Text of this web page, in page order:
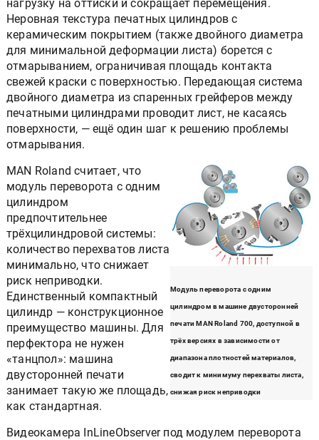
нагрузку на оттиски и сокращает перемещения.
Неровная текстура печатных цилиндров с
керамическим покрытием (также двойного диаметра
для минимальной деформации листа) борется с
отмарыванием, ограничивая площадь контакта
свежей краски с поверхностью. Передающая система
двойного диаметра из спаренных грейферов между
печатными цилиндрами проводит лист, не касаясь
поверхности, — ещё один шаг к решению проблемы
отмарывания.
Модуль переворота с одним
цилиндром в машине двусторонней
печати MAN Roland 700, доступной в
трёх версиях в зависимости от
диапазона плотностей материалов,
сводит к минимуму перехваты листа,
снижая риск неприводки
MAN Roland считает, что
модуль переворота с одним
цилиндром
предпочтительнее
трёхцилиндровой системы:
количество перехватов листа
минимально, что снижает
риск неприводки.
Единственный компактный
цилиндр — конструкционное
преимущество машины. Для
перфектора не нужен
«танцпол»: машина
двусторонней печати
занимает такую же площадь,
как стандартная.
Видеокамера InLineObserver под модулем переворота